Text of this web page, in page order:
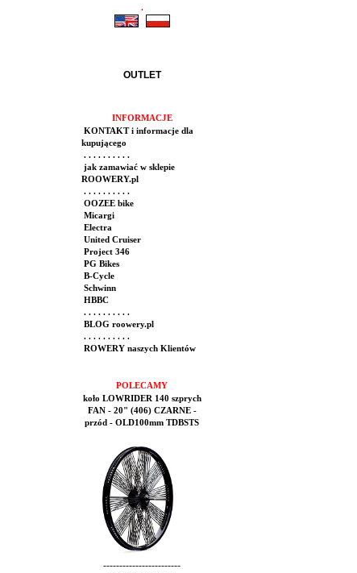
.
OUTLET
INFORMACJE
KONTAKT i informacje dla
kupującego
. . . . . . . . . .
jak zamawiać w sklepie
ROOWERY.pl
. . . . . . . . . .
OOZEE bike
Micargi
Electra
United Cruiser
Project 346
PG Bikes
B-Cycle
Schwinn
HBBC
. . . . . . . . . .
BLOG roowery.pl
. . . . . . . . . .
ROWERY naszych Klientów
POLECAMY
koło LOWRIDER 140 szprych
FAN - 20" (406) CZARNE -
przód - OLD100mm TDBSTS
------------------------